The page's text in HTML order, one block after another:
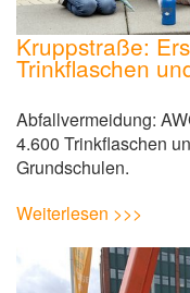
Kruppstraße:
Trinkflaschen
Abfallvermeidung:
4.600 Trinkflaschen
Grundschulen.
Weiterlesen >>>